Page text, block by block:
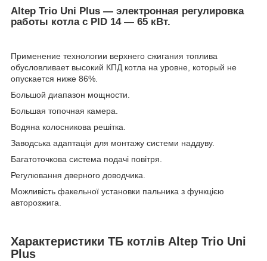
Altep Trio Uni Plus — электронная регулировка
работы котла с PID 14 — 65 кВт.
Применение технологии верхнего сжигания топлива
обусловливает высокий КПД котла на уровне, который не
опускается ниже 86%.
Большой диапазон мощности.
Большая топочная камера.
Водяна колосникова решітка.
Заводська адаптація для монтажу системи наддуву.
Багатоточкова система подачі повітря.
Регулювання дверного доводчика.
Можливість факельної установки пальника з функцією
авторозжига.
Характеристики ТБ котлів Altep Trio Uni
Plus